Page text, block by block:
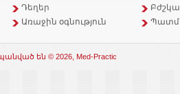
Դեղեր
Առաջին օգնություն
են © 2026, Med-Practic